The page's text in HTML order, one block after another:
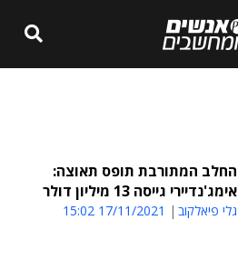
החלב המתורבת תופס תאוצה:
אימג'נדיירי גייסה 13 מיליון דולר
גלי פיאלקוב 17/11/2021 15:02